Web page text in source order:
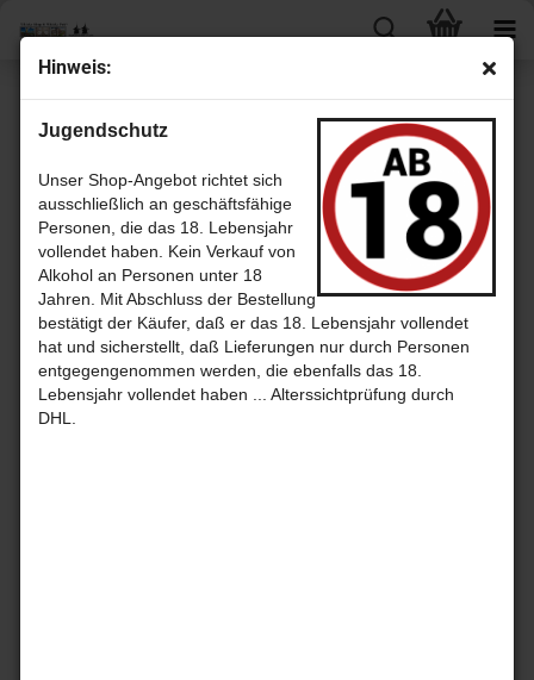
Hin­weis:
Jugendschutz
Unser Shop-Angebot richtet sich
ausschließlich an geschäftsfähige
Personen, die das 18. Lebensjahr
vollendet haben. Kein Verkauf von
Alkohol an Personen unter 18
Jahren. Mit Abschluss der Bestellung
bestätigt der Käufer, daß er das 18. Lebensjahr vollendet
hat und sicherstellt, daß Lieferungen nur durch Personen
entgegengenommen werden, die ebenfalls das 18.
Lebensjahr vollendet haben ... Alterssichtprüfung durch
DHL.
« Erster « zurück weiter »
Letzter »
42Artikel in dieser Kategorie
Ru­bi­net­te Apfel Edel­brand 42%vol. - Ap­fel­brand